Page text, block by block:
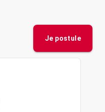
Je postule